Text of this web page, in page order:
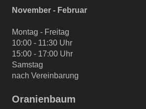
November - Februar
Montag - Freitag
10:00 - 11:30 Uhr
15:00 - 17:00 Uhr
Samstag
nach Vereinbarung
Oranienbaum